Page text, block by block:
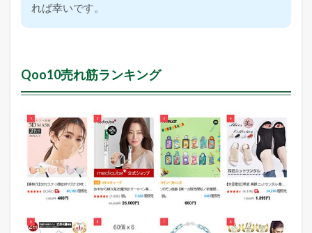
れば幸いです。
Qoo10売れ筋ランキング